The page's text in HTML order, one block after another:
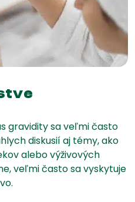
gravidity sa veľmi často
diskusií aj témy, ako
alebo výživových
veľmi často sa vyskytuje